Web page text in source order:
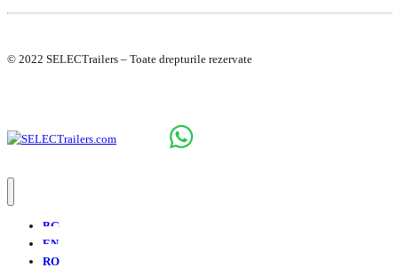
© 2022 SELECTrailers – Toate drepturile rezervate
BG
EN
RO